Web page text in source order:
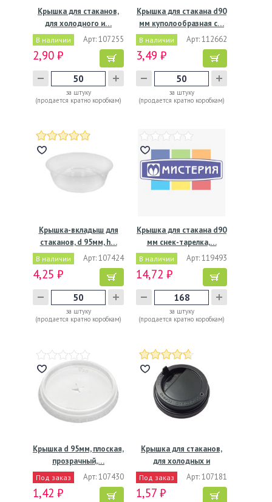
Крышка для стаканов,
для холодного и…
В наличии Арт: 107255
2,90 ₽
за штуку
(продается кратно коробкам)
Крышка для стакана d90
мм куполообразная с…
В наличии Арт: 112662
3,49 ₽
за штуку
(продается кратно коробкам)
Крышка-вкладыш для
стаканов, d 95мм, h…
В наличии Арт: 107424
4,25 ₽
за штуку
(продается кратно коробкам)
Крышка для стакана d90
мм снек-тарелка,…
В наличии Арт: 119493
14,72 ₽
за штуку
(продается кратно коробкам)
Крышка d 95мм, плоская,
прозрачный,…
Под заказ Арт: 107430
1,42 ₽
Крышка для стаканов,
для холодных и
горячих…
Под заказ Арт: 107181
1,57 ₽